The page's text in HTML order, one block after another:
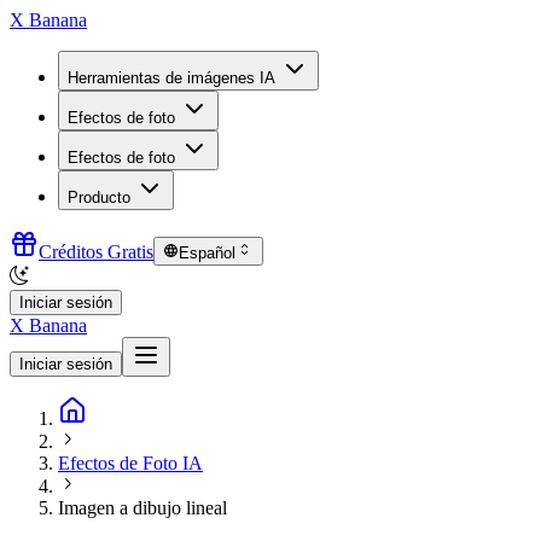
X Banana
Herramientas de imágenes IA
Efectos de foto
Efectos de foto
Producto
Créditos Gratis Español
Iniciar sesión
X Banana
Iniciar sesión
Efectos de Foto IA
Imagen a dibujo lineal